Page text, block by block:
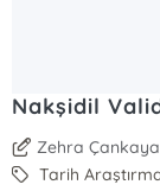
Nakşidil
Zehra
Tarih